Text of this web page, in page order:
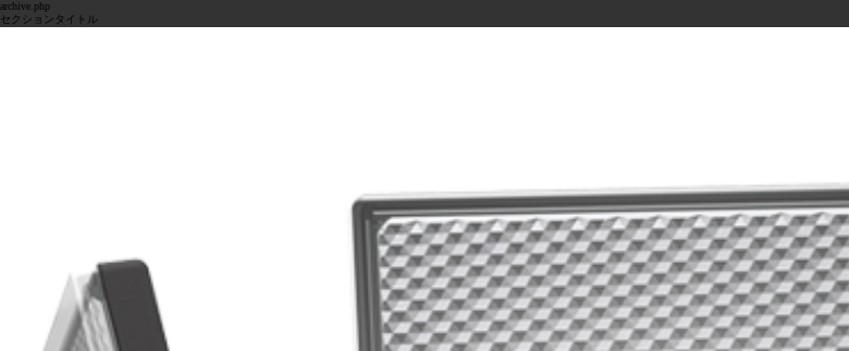
archive.php
セクションタイトル